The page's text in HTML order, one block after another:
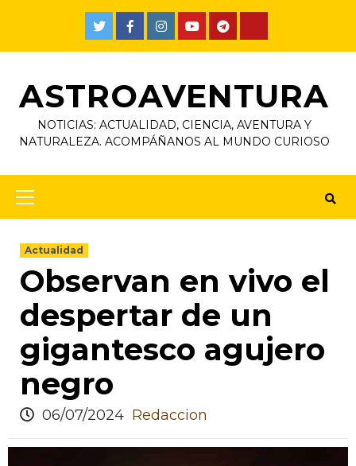
ASTROAVENTURA
NOTICIAS: ACTUALIDAD, CIENCIA, AVENTURA Y
NATURALEZA. ACOMPÁÑANOS AL MUNDO CURIOSO
Actualidad
Observan en vivo el
despertar de un
gigantesco agujero
negro
06/07/2024 Redaccion